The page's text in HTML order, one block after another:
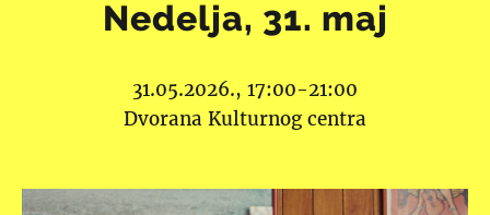
Nedelja, 31. maj
31.05.2026., 17:00-21:00
Dvorana Kulturnog centra